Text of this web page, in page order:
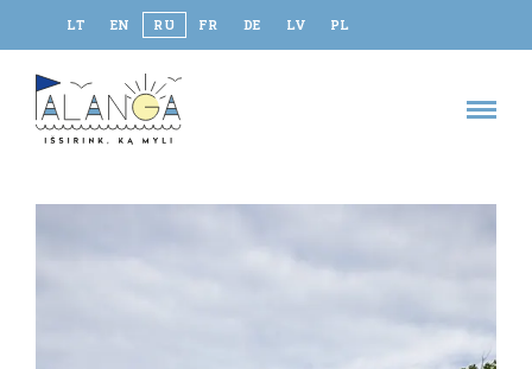
LT EN RU FR DE LV PL